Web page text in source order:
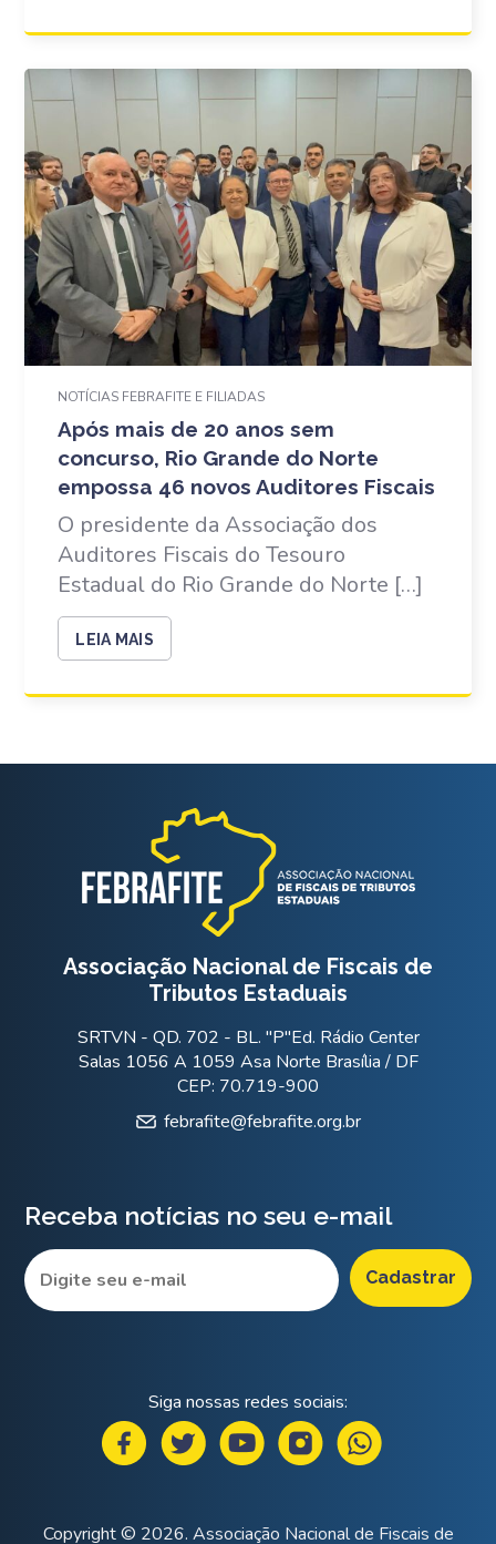
NOTÍCIAS FEBRAFITE E FILIADAS
Após mais de 20 anos sem
concurso, Rio Grande do Norte
empossa 46 novos Auditores Fiscais
O presidente da Associação dos
Auditores Fiscais do Tesouro
Estadual do Rio Grande do Norte […]
LEIA MAIS
Associação Nacional de Fiscais de
Tributos Estaduais
SRTVN - QD. 702 - BL. "P"Ed. Rádio Center
Salas 1056 A 1059 Asa Norte Brasília / DF
CEP: 70.719-900
febrafite@febrafite.org.br
Receba notícias no seu e-mail
Siga nossas redes sociais:
Copyright © 2026. Associação Nacional de Fiscais de